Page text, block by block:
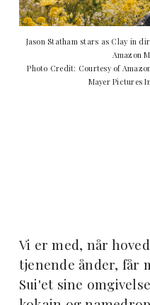
Jason Statham stars as Clay in
Amazon
Photo Credit: Courtesy of
Mayer Pictures
Vi er med, når
tjenende ånder, får
Sui'et sine